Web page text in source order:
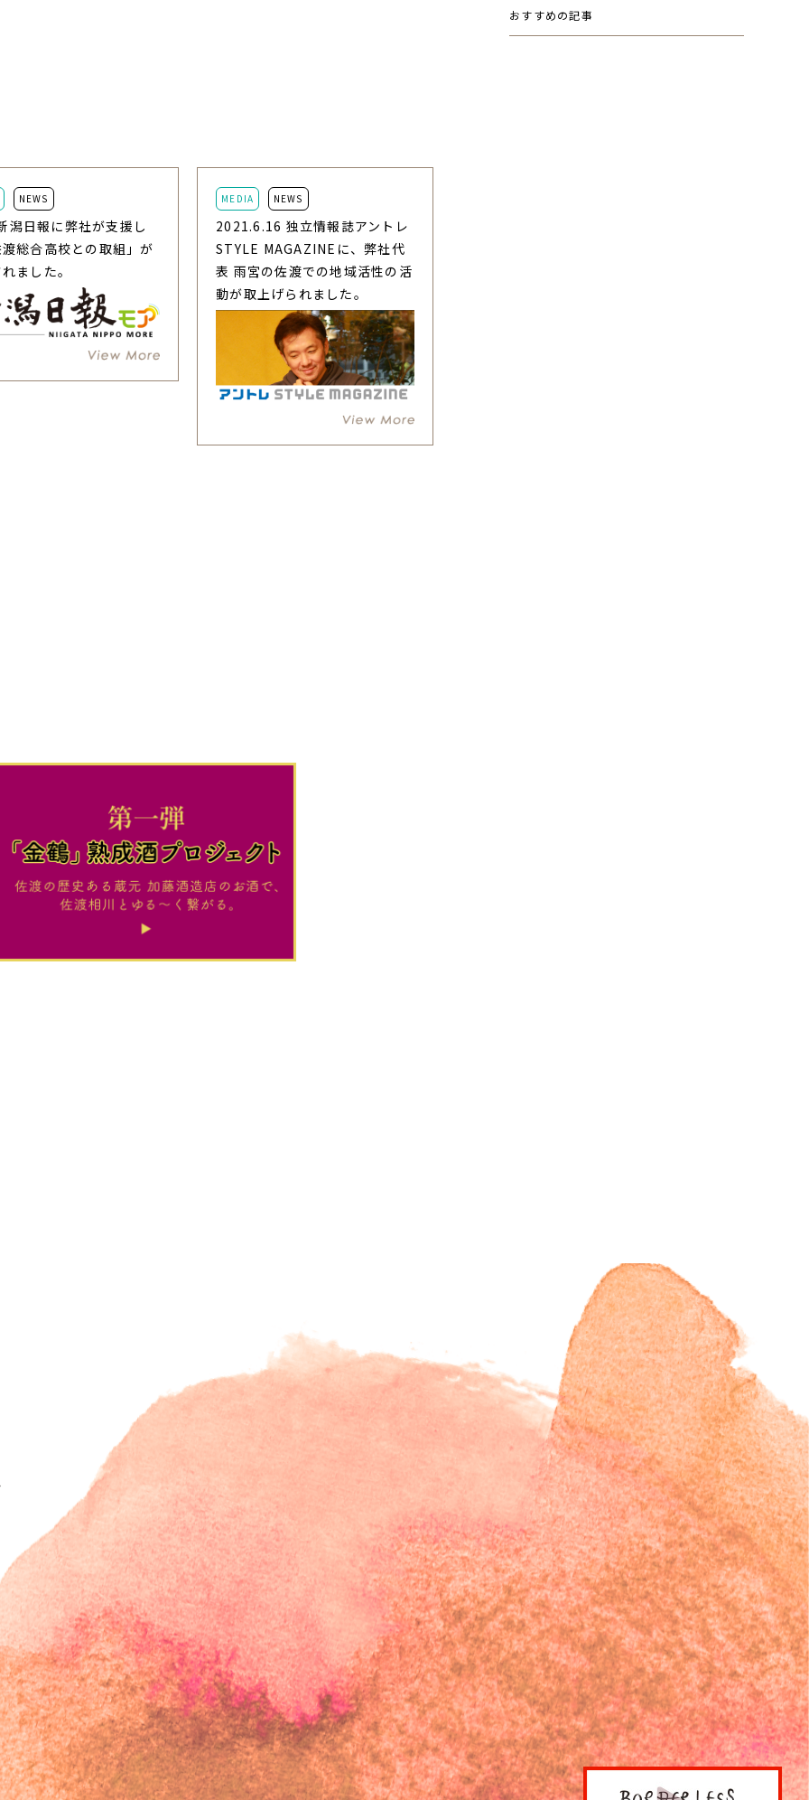
おすすめの記事
NEWS
潟日報に弊社が支援し
総合高校との取組」が
ました。
MEDIA NEWS
2021.6.16 独立情報誌アントレ
STYLE MAGAZINEに、弊社代
表 雨宮の佐渡での地域活性の活
動が取上げられました。